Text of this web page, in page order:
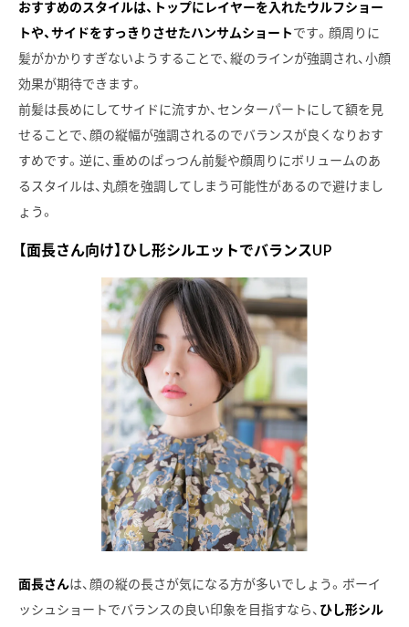
おすすめのスタイルは、トップにレイヤーを入れたウルフショー
トや、サイドをすっきりさせたハンサムショート です。顔周りに
髪がかかりすぎないようすることで、縦のラインが強調され、小顔
効果が期待できます。
前髪は長めにしてサイドに流すか、センターパートにして額を見
せることで、顔の縦幅が強調されるのでバランスが良くなりおす
すめです。逆に、重めのぱっつん前髪や顔周りにボリュームのあ
るスタイルは、丸顔を強調してしまう可能性があるので避けまし
ょう。
【面長さん向け】ひし形シルエットでバランスUP
面長さんは、顔の縦の長さが気になる方が多いでしょう。ボーイ
ッシュショートでバランスの良い印象を目指すなら、 ひし形シル